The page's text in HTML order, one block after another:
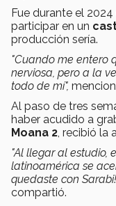
Fue durante el
participar en un
producción sería.
"Cuando me entero
nerviosa, pero a la
todo de mí",
Al paso de tres
haber acudido a
Moana 2 , recibió la
"Al llegar al estudio,
latinoamérica se
quedaste con Sarabi!
compartió.